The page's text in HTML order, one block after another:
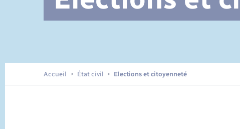
Documents d’identité
Accueil État civil Elections et citoyenneté